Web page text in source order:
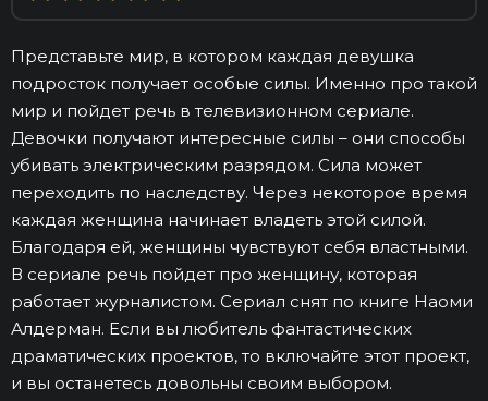
Представьте мир, в котором каждая девушка
подросток получает особые силы. Именно про такой
мир и пойдет речь в телевизионном сериале.
Девочки получают интересные силы – они способы
убивать электрическим разрядом. Сила может
переходить по наследству. Через некоторое время
каждая женщина начинает владеть этой силой.
Благодаря ей, женщины чувствуют себя властными.
В сериале речь пойдет про женщину, которая
работает журналистом. Сериал снят по книге Наоми
Алдерман. Если вы любитель фантастических
драматических проектов, то включайте этот проект,
и вы останетесь довольны своим выбором.